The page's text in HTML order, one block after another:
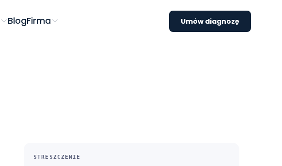
BlogFirma Umów diagnozę
STRESZCZENIE